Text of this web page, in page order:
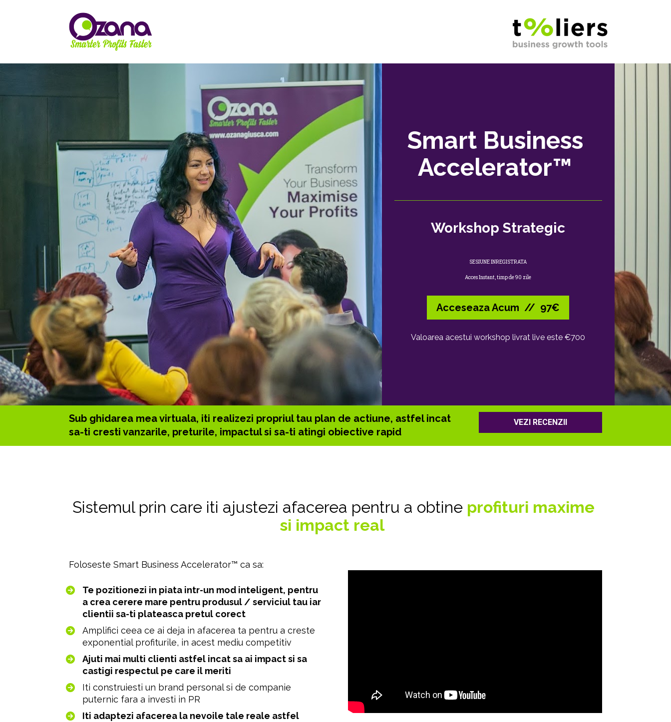
Smart Business
Accelerator™
Workshop Strategic
SESIUNE INREGISTRATA
Acces Instant, timp de 90 zile
Acceseaza Acum // 97€
Valoarea acestui workshop livrat live este €700
Sub ghidarea mea virtuala, iti realizezi propriul tau plan de actiune, astfel incat
sa-ti cresti vanzarile, preturile, impactul si sa-ti atingi obiective rapid
VEZI RECENZII
Sistemul prin care iti ajustezi afacerea pentru a obtine profituri maxime
si impact real
Foloseste Smart Business Accelerator™ ca sa:
Te pozitionezi in piata intr-un mod inteligent, pentru
a crea cerere mare pentru produsul / serviciul tau iar
clientii sa-ti plateasca pretul corect
Amplifici ceea ce ai deja in afacerea ta pentru a creste
exponential profiturile, in acest mediu competitiv
Ajuti mai multi clienti astfel incat sa ai impact si sa
castigi respectul pe care il meriti
Iti construiesti un brand personal si de companie
puternic fara a investi in PR
Iti adaptezi afacerea la nevoile tale reale astfel